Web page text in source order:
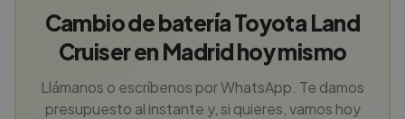
Cambio de batería Toyota Land
Cruiser en Madrid hoy mismo
Llámanos o escríbenos por WhatsApp. Te damos
presupuesto al instante y, si quieres, vamos hoy